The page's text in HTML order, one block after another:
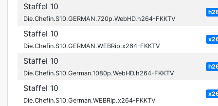
Staffel 10
Die.Chefin.S10.GERMAN.720p.WebHD.h264-FKKTV
Staffel 10
Die.Chefin.S10.GERMAN.WEBRip.x264-FKKTV
Staffel 10
Die.Chefin.S10.German.1080p.WebHD.h264-FKKTV
Staffel 10
Die.Chefin.S10.German.WEBRip.x264-FKKTV